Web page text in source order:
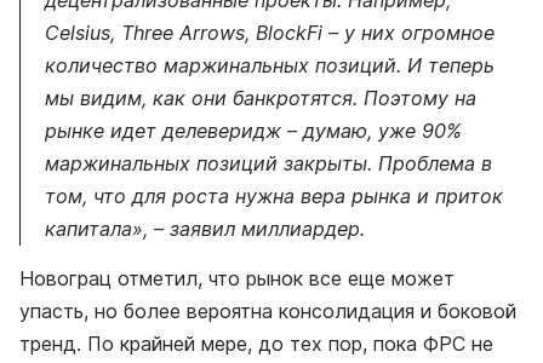
Celsius, Three Arrows, BlockFi – у них огромное
количество маржинальных позиций. И теперь
мы видим, как они банкротятся. Поэтому на
рынке идет делеверидж – думаю, уже 90%
маржинальных позиций закрыты. Проблема в
том, что для роста нужна вера рынка и приток
капитала», – заявил миллиардер.
Новограц отметил, что рынок все еще может
упасть, но более вероятна консолидация и боковой
тренд. По крайней мере, до тех пор, пока ФРС не